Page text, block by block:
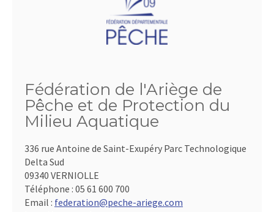
Fédération de l'Ariège de
Pêche et de Protection du
Milieu Aquatique
336 rue Antoine de Saint-Exupéry Parc Technologique
Delta Sud
09340 VERNIOLLE
Téléphone : 05 61 600 700
Email : federation@peche-ariege.com